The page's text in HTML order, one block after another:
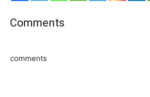
Comments
comments